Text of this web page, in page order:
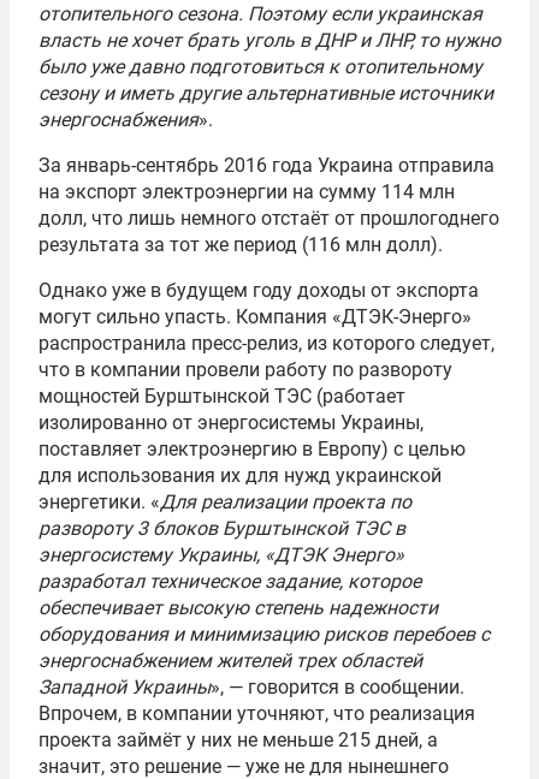
отопительного сезона. Поэтому если украинская
власть не хочет брать уголь в ДНР и ЛНР, то нужно
было уже давно подготовиться к отопительному
сезону и иметь другие альтернативные источники
энергоснабжения».
За январь-сентябрь 2016 года Украина отправила
на экспорт электроэнергии на сумму 114 млн
долл, что лишь немного отстаёт от прошлогоднего
результата за тот же период (116 млн долл).
Однако уже в будущем году доходы от экспорта
могут сильно упасть. Компания «ДТЭК-Энерго»
распространила пресс-релиз, из которого следует,
что в компании провели работу по развороту
мощностей Бурштынской ТЭС (работает
изолированно от энергосистемы Украины,
поставляет электроэнергию в Европу) с целью
для использования их для нужд украинской
энергетики. «Для реализации проекта по
развороту 3 блоков Бурштынской ТЭС в
энергосистему Украины, «ДТЭК Энерго»
разработал техническое задание, которое
обеспечивает высокую степень надежности
оборудования и минимизацию рисков перебоев с
энергоснабжением жителей трех областей
Западной Украины», — говорится в сообщении.
Впрочем, в компании уточняют, что реализация
проекта займёт у них не меньше 215 дней, а
значит, это решение — уже не для нынешнего